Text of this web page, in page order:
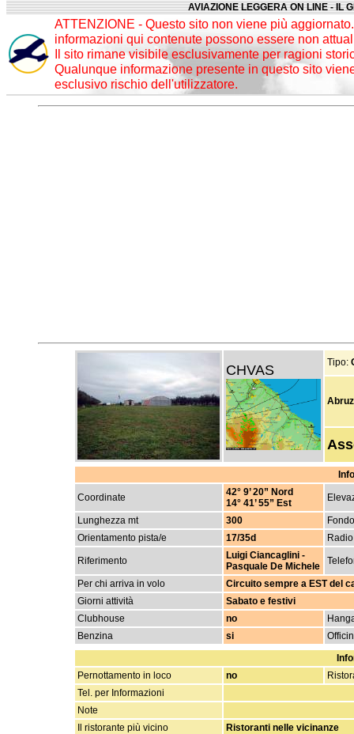
AVIAZIONE LEGGERA ON LINE - IL
ATTENZIONE - Questo sito non viene più
informazioni qui contenute possono essere non
Il sito rimane visibile esclusivamente per ragioni
Qualunque informazione presente in questo sito
esclusivo rischio dell'utilizzatore.
CHVAS Tipo:
Coordinate
42° 9’ 20” Nord
14° 41’ 55” Est
Lunghezza mt 300
Fondo
Orientamento pista/e
17/35d Radio
Riferimento
Luigi Ciancaglini -
Pasquale De Michele
Per chi arriva in volo
Circuito sempre a EST del
Giorni attività
Sabato e festivi
Clubhouse
no
Benzina
si
Pernottamento in loco
no
Tel. per Informazioni
Note
Il ristorante più vicino
Ristoranti nelle vicinanze